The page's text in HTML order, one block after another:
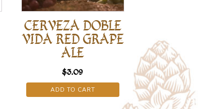
CERVEZA DOBLE
VIDA RED GRAPE
ALE
$3.09
ADD TO CART